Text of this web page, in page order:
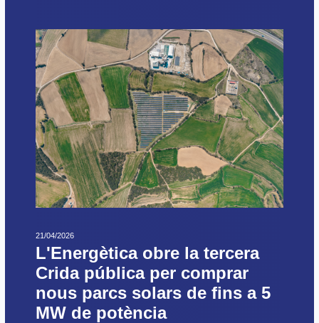
21/04/2026
L'Energètica obre la tercera
Crida pública per comprar
nous parcs solars de fins a 5
MW de potència